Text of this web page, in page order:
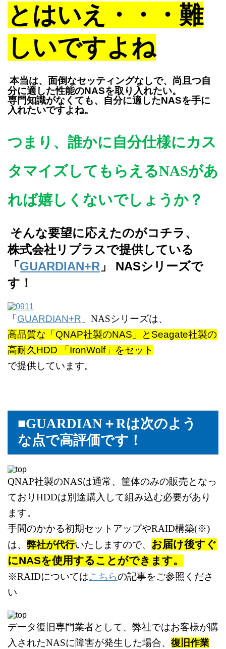
とはいえ・・・難
しいですよね
本当は、 面倒なセッティングなしで、尚且つ自
分に適した性能のNASを取り入れたい。
専門知識がなくても、自分に適したNASを手に
入れたいですよね。
つまり、 誰かに自分仕様にカス
タマイズしてもらえるNASがあ
れば嬉しくないでしょうか？
そんな要望に応えたのがコチラ、
株式会社リプラスで提供している
「 GUARDIAN+R 」 NASシリーズで
す！
「 GUARDIAN+R 」NASシリーズは、
高品質な「QNAP社製のNAS」とSeagate社製の
高耐久HDD 「IronWolf」をセット
で提供しています。
■GUARDIAN＋Rは次のよう
な点で高評価です！
QNAP社製のNASは通常、筐体のみの販売となっ
ておりHDDは別途購入して組み込む必要があり
ます。
手間のかかる初期セットアップやRAID構築(※)
は、 弊社が代行いたしますので、 お届け後すぐ
にNASを使用することができます。
※RAIDについてはこちらの記事をご参照くださ
い
データ復旧専門業者として、 弊社ではお客様が購
入されたNASに障害が発生した場合、 復旧作業